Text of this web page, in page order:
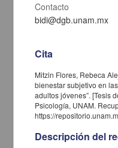
Trayectorias académicas de
en Medicina durante la
Bautista-Rodríguez,
Medicina, UNAM
Contacto
bidi@dgb.unam.mx
Cita
Mitzin Flores, Rebeca
bienestar subjetivo en
adultos jóvenes”. [Tesis
Psicología, UNAM.
https://
Descripción del